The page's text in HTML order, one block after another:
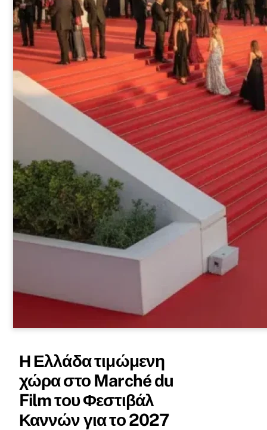
Η Ελλάδα τιμώμενη
χώρα στο Marché du
Film του Φεστιβάλ
Καννών για το 2027